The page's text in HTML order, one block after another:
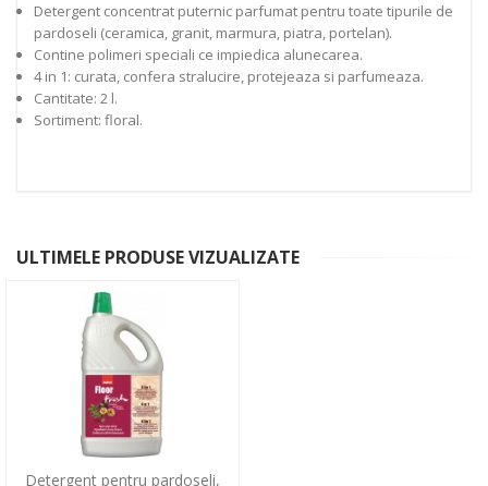
Detergent concentrat puternic parfumat pentru toate tipurile de
pardoseli (ceramica, granit, marmura, piatra, portelan).
Contine polimeri speciali ce impiedica alunecarea.
4 in 1: curata, confera stralucire, protejeaza si parfumeaza.
Cantitate: 2 l.
Sortiment: floral.
ULTIMELE PRODUSE VIZUALIZATE
Detergent pentru pardoseli,